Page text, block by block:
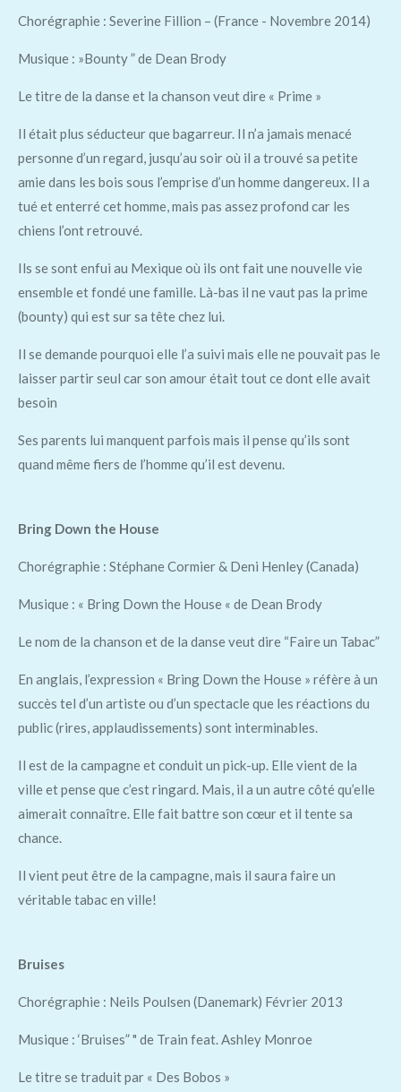
Chorégraphie : Severine Fillion – (France - Novembre 2014)
Musique : »Bounty ” de Dean Brody
Le titre de la danse et la chanson veut dire « Prime »
Il était plus séducteur que bagarreur. Il n’a jamais menacé
personne d’un regard, jusqu’au soir où il a trouvé sa petite
amie dans les bois sous l’emprise d’un homme dangereux. Il a
tué et enterré cet homme, mais pas assez profond car les
chiens l’ont retrouvé.
Ils se sont enfui au Mexique où ils ont fait une nouvelle vie
ensemble et fondé une famille. Là-bas il ne vaut pas la prime
(bounty) qui est sur sa tête chez lui.
Il se demande pourquoi elle l’a suivi mais elle ne pouvait pas le
laisser partir seul car son amour était tout ce dont elle avait
besoin
Ses parents lui manquent parfois mais il pense qu’ils sont
quand même fiers de l’homme qu’il est devenu.
Bring Down the House
Chorégraphie : Stéphane Cormier & Deni Henley (Canada)
Musique : « Bring Down the House « de Dean Brody
Le nom de la chanson et de la danse veut dire “Faire un Tabac”
En anglais, l’expression « Bring Down the House » réfère à un
succès tel d’un artiste ou d’un spectacle que les réactions du
public (rires, applaudissements) sont interminables.
Il est de la campagne et conduit un pick-up. Elle vient de la
ville et pense que c’est ringard. Mais, il a un autre côté qu’elle
aimerait connaître. Elle fait battre son cœur et il tente sa
chance.
Il vient peut être de la campagne, mais il saura faire un
véritable tabac en ville!
Bruises
Chorégraphie : Neils Poulsen (Danemark) Février 2013
Musique : ‘Bruises” " de Train feat. Ashley Monroe
Le titre se traduit par « Des Bobos »